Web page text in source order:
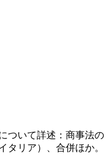
ついて詳述：商事法の
リア）、合併ほか。